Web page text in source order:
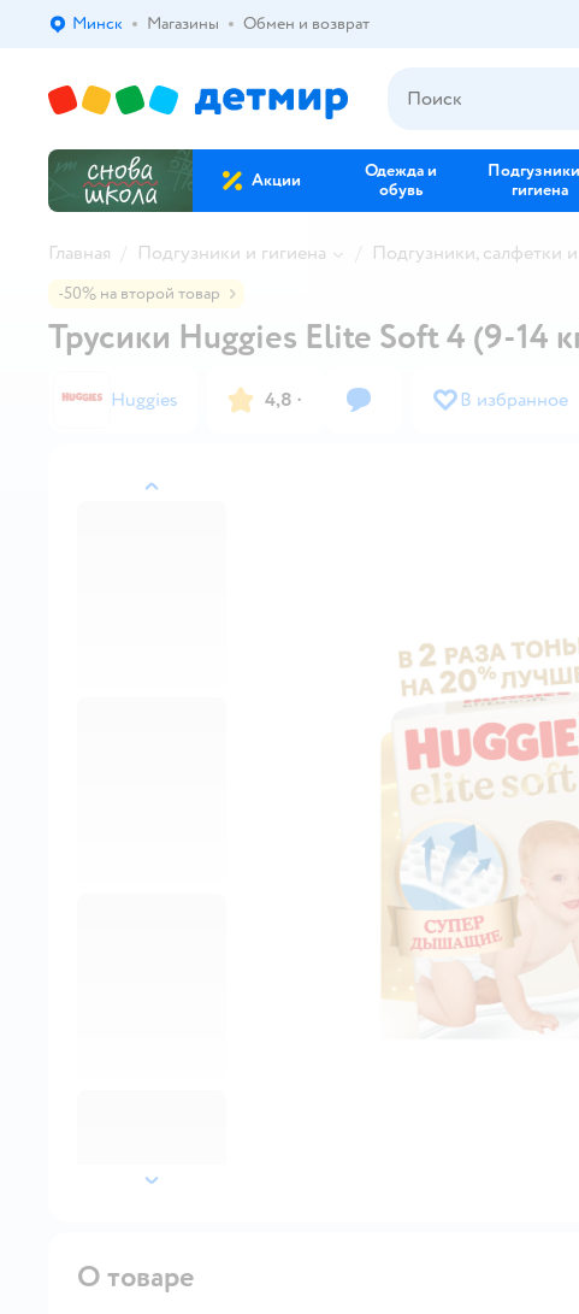
Выбор адреса доставки.
Минск Магазины Обмен и возврат
Акции
Одежда и
обувь
гигиена
Главная Подгузники и гигиена Подгузники, салфетки
назад
далее
-50% на второй товар
Трусики Huggies Elite Soft 4 (9-14
Huggies 4,8 · В избранное
О товаре